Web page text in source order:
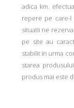
adica km.
repere pe care-l
situatii ne
pe site au
stabilit in urma
starea
produs mai este